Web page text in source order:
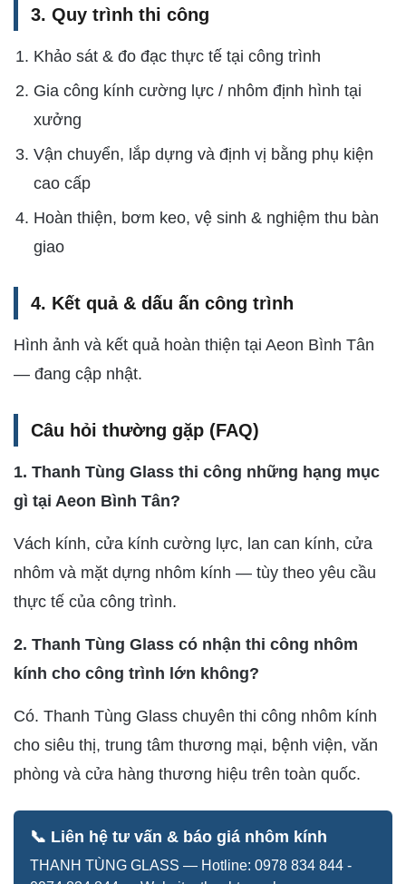
3. Quy trình thi công
Khảo sát & đo đạc thực tế tại công trình
Gia công kính cường lực / nhôm định hình tại
xưởng
Vận chuyển, lắp dựng và định vị bằng phụ kiện
cao cấp
Hoàn thiện, bơm keo, vệ sinh & nghiệm thu bàn
giao
4. Kết quả & dấu ấn công trình
Hình ảnh và kết quả hoàn thiện tại Aeon Bình Tân
— đang cập nhật.
Câu hỏi thường gặp (FAQ)
1. Thanh Tùng Glass thi công những hạng mục
gì tại Aeon Bình Tân?
Vách kính, cửa kính cường lực, lan can kính, cửa
nhôm và mặt dựng nhôm kính — tùy theo yêu cầu
thực tế của công trình.
2. Thanh Tùng Glass có nhận thi công nhôm
kính cho công trình lớn không?
Có. Thanh Tùng Glass chuyên thi công nhôm kính
cho siêu thị, trung tâm thương mại, bệnh viện, văn
phòng và cửa hàng thương hiệu trên toàn quốc.
📞 Liên hệ tư vấn & báo giá nhôm kính
THANH TÙNG GLASS — Hotline: 0978 834 844 -